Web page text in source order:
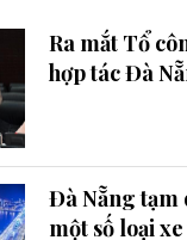
Ra mắt Tổ
hợp tác Đà
Đà Nẵng tạm
một số loại